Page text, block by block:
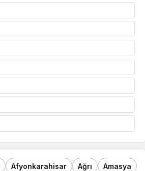
Afyonkarahisar Ağrı
Amasya